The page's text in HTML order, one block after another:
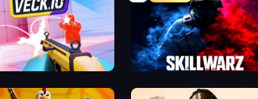
SkillWarz